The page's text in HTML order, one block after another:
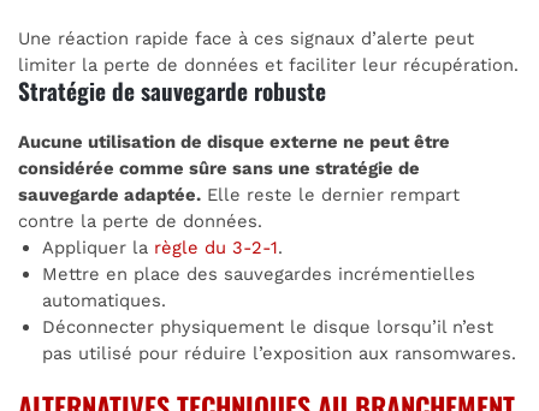
Une réaction rapide face à ces signaux d’alerte peut
limiter la perte de données et faciliter leur récupération.
Stratégie de sauvegarde robuste
Aucune utilisation de disque externe ne peut être
considérée comme sûre sans une stratégie de
sauvegarde adaptée. Elle reste le dernier rempart
contre la perte de données.
Appliquer la règle du 3-2-1.
Mettre en place des sauvegardes incrémentielles
automatiques.
Déconnecter physiquement le disque lorsqu’il n’est
pas utilisé pour réduire l’exposition aux ransomwares.